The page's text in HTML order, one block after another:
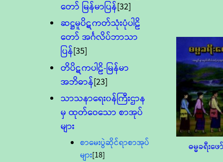
တော် မြန်မာပြန်[32]
ဆဋ္ဌမူပိဋကတ်သုံးပုံပါဠိ
တော် အင်္ဂလိပ်ဘာသာ
ပြန်[35]
တိပိဋကပါဠိ-မြန်မာ
အဘိဓာန်[23]
သာသနာရေး၀န်ကြီးဌာန
မှ ထုတ်ဝေသော စာအုပ်
များ
စာမေးပွဲဆိုင်ရာစာအုပ်
များ[18]
ဓမ္မခရီးဖေ